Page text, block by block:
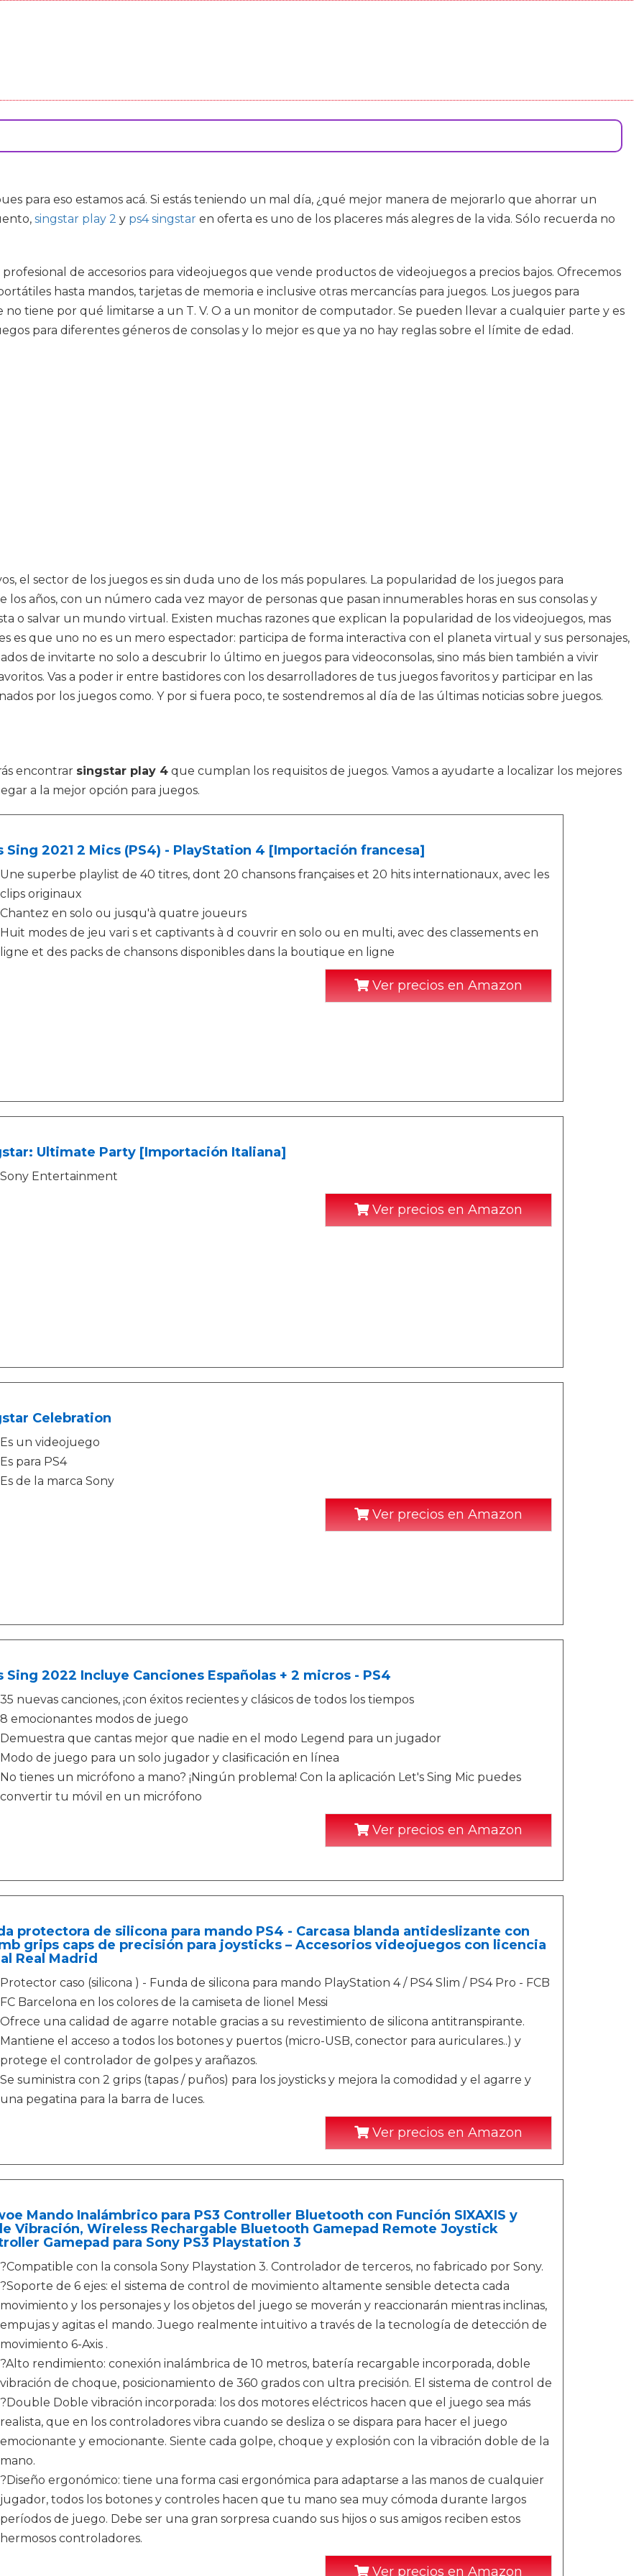
para eso estamos acá. Si estás teniendo un mal día, ¿qué mejor manera de mejorarlo que ahorrar un
singstar play 2 y ps4 singstar en oferta es uno de los placeres más alegres de la vida. Sólo recuerda no
de accesorios para videojuegos que vende productos de videojuegos a precios bajos. Ofrecemos
hasta mandos, tarjetas de memoria e inclusive otras mercancías para juegos. Los juegos para
tiene por qué limitarse a un T. V. O a un monitor de computador. Se pueden llevar a cualquier parte y es
para diferentes géneros de consolas y lo mejor es que ya no hay reglas sobre el límite de edad.
el sector de los juegos es sin duda uno de los más populares. La popularidad de los juegos para
años, con un número cada vez mayor de personas que pasan innumerables horas en sus consolas y
o salvar un mundo virtual. Existen muchas razones que explican la popularidad de los videojuegos, mas
es que uno no es un mero espectador: participa de forma interactiva con el planeta virtual y sus personajes,
de invitarte no solo a descubrir lo último en juegos para videoconsolas, sino más bien también a vivir
Vas a poder ir entre bastidores con los desarrolladores de tus juegos favoritos y participar en las
por los juegos como. Y por si fuera poco, te sostendremos al día de las últimas noticias sobre juegos.
encontrar singstar play 4 que cumplan los requisitos de juegos. Vamos a ayudarte a localizar los mejores
a la mejor opción para juegos.
Sing 2021 2 Mics (PS4) - PlayStation 4 [Importación francesa]
Une superbe playlist de 40 titres, dont 20 chansons françaises et 20 hits internationaux, avec les
clips originaux
Chantez en solo ou jusqu'à quatre joueurs
Huit modes de jeu vari s et captivants à d couvrir en solo ou en multi, avec des classements en
ligne et des packs de chansons disponibles dans la boutique en ligne
Ver precios en Amazon
Ultimate Party [Importación Italiana]
Sony Entertainment
Ver precios en Amazon
Celebration
Es un videojuego
Es para PS4
Es de la marca Sony
Ver precios en Amazon
Sing 2022 Incluye Canciones Españolas + 2 micros - PS4
35 nuevas canciones, ¡con éxitos recientes y clásicos de todos los tiempos
8 emocionantes modos de juego
Demuestra que cantas mejor que nadie en el modo Legend para un jugador
Modo de juego para un solo jugador y clasificación en línea
No tienes un micrófono a mano? ¡Ningún problema! Con la aplicación Let's Sing Mic puedes
convertir tu móvil en un micrófono
Ver precios en Amazon
protectora de silicona para mando PS4 - Carcasa blanda antideslizante con
grips caps de precisión para joysticks – Accesorios videojuegos con licencia
Real Madrid
Protector caso (silicona ) - Funda de silicona para mando PlayStation 4 / PS4 Slim / PS4 Pro - FCB
FC Barcelona en los colores de la camiseta de lionel Messi
Ofrece una calidad de agarre notable gracias a su revestimiento de silicona antitranspirante.
Mantiene el acceso a todos los botones y puertos (micro-USB, conector para auriculares..) y
protege el controlador de golpes y arañazos.
Se suministra con 2 grips (tapas / puños) para los joysticks y mejora la comodidad y el agarre y
una pegatina para la barra de luces.
Ver precios en Amazon
Mando Inalámbrico para PS3 Controller Bluetooth con Función SIXAXIS y
Vibración, Wireless Rechargable Bluetooth Gamepad Remote Joystick
Gamepad para Sony PS3 Playstation 3
?Compatible con la consola Sony Playstation 3. Controlador de terceros, no fabricado por Sony.
?Soporte de 6 ejes: el sistema de control de movimiento altamente sensible detecta cada
movimiento y los personajes y los objetos del juego se moverán y reaccionarán mientras inclinas,
empujas y agitas el mando. Juego realmente intuitivo a través de la tecnología de detección de
movimiento 6-Axis .
?Alto rendimiento: conexión inalámbrica de 10 metros, batería recargable incorporada, doble
vibración de choque, posicionamiento de 360 ​​grados con ultra precisión. El sistema de control de
?Double Doble vibración incorporada: los dos motores eléctricos hacen que el juego sea más
realista, que en los controladores vibra cuando se desliza o se dispara para hacer el juego
emocionante y emocionante. Siente cada golpe, choque y explosión con la vibración doble de la
mano.
?Diseño ergonómico: tiene una forma casi ergonómica para adaptarse a las manos de cualquier
jugador, todos los botones y controles hacen que tu mano sea muy cómoda durante largos
períodos de juego. Debe ser una gran sorpresa cuando sus hijos o sus amigos reciben estos
hermosos controladores.
Ver precios en Amazon